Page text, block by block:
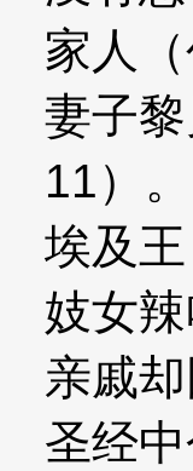
家人
妻子
11）
埃及
妓女
亲戚
圣经